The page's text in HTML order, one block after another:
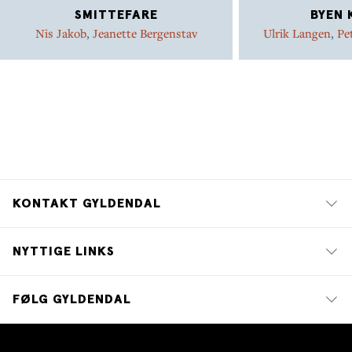
SMITTEFARE
Nis Jakob, Jeanette Bergenstav
BYEN
Ulrik Langen,
KONTAKT GYLDENDAL
NYTTIGE LINKS
FØLG GYLDENDAL